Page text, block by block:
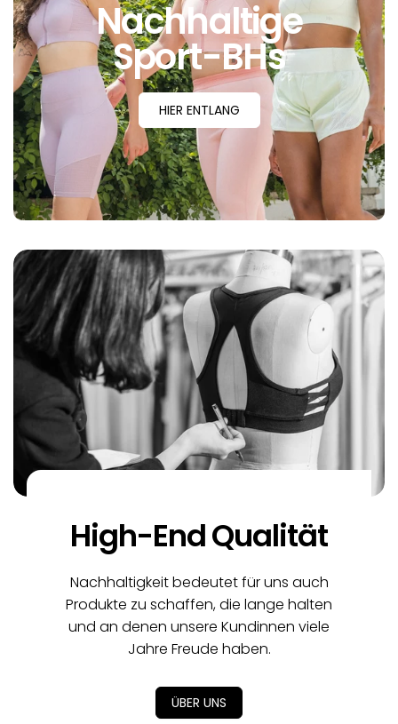
Nachhaltige
Sport-BHs
HIER ENTLANG
High-End Qualität
Nachhaltigkeit bedeutet für uns auch
Produkte zu schaffen, die lange halten
und an denen unsere Kundinnen viele
Jahre Freude haben.
ÜBER UNS